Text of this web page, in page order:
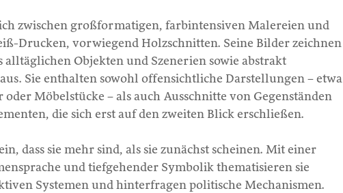
zwischen großformatigen, farbintensiven Malereien und
Drucken, vorwiegend Holzschnitten. Seine Bilder zeichnen
alltäglichen Objekten und Szenerien sowie abstrakt
Sie enthalten sowohl offensichtliche Darstellungen – etwa
Möbelstücke – als auch Ausschnitte von Gegenständen
die sich erst auf den zweiten Blick erschließen.
dass sie mehr sind, als sie zunächst scheinen. Mit einer
und tiefgehender Symbolik thematisieren sie
Systemen und hinterfragen politische Mechanismen.